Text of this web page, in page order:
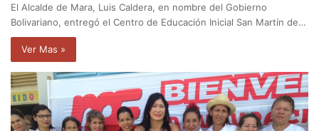
El Alcalde de Mara, Luis Caldera, en nombre del Gobierno
Bolivariano, entregó el Centro de Educación Inicial San Martín de…
Ver Mas »